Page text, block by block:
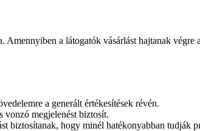
a látogatók vásárlást hajtanak végre
a generált értékesítések révén.
vonzó megjelenést biztosít.
biztosítanak, hogy minél hatékonyabban tudják